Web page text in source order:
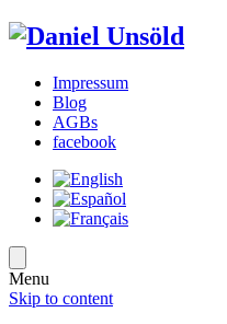
Impressum
Blog
AGBs
facebook
Menu
Skip to content